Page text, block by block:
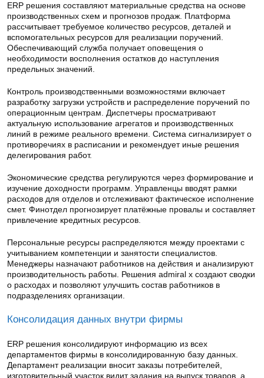
ERP решения составляют материальные средства на основе
производственных схем и прогнозов продаж. Платформа
рассчитывает требуемое количество ресурсов, деталей и
вспомогательных ресурсов для реализации поручений.
Обеспечивающий служба получает оповещения о
необходимости восполнения остатков до наступления
предельных значений.
Контроль производственными возможностями включает
разработку загрузки устройств и распределение поручений по
операционным центрам. Диспетчеры просматривают
актуальную использование агрегатов и производственных
линий в режиме реального времени. Система сигнализирует о
противоречиях в расписании и рекомендует иные решения
делегирования работ.
Экономические средства регулируются через формирование и
изучение доходности программ. Управленцы вводят рамки
расходов для отделов и отслеживают фактическое исполнение
смет. Финотдел прогнозирует платёжные провалы и составляет
привлечение кредитных ресурсов.
Персональные ресурсы распределяются между проектами с
учитыванием компетенции и занятости специалистов.
Менеджеры назначают работников на действия и анализируют
производительность работы. Решения admiral x создают сводки
о расходах и позволяют улучшить состав работников в
подразделениях организации.
Консолидация данных внутри фирмы
ERP решения консолидируют информацию из всех
департаментов фирмы в консолидированную базу данных.
Департамент реализации вносит заказы потребителей,
изготовительный участок видит задания на выпуск товаров, а